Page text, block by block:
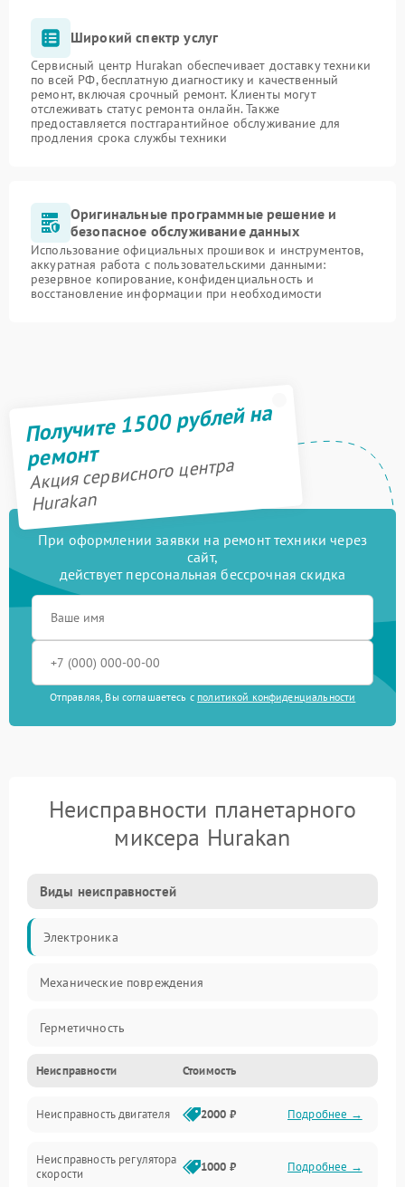
Широкий спектр услуг
Сервисный центр Hurakan обеспечивает доставку техники
по всей РФ, бесплатную диагностику и качественный
ремонт, включая срочный ремонт. Клиенты могут
отслеживать статус ремонта онлайн. Также
предоставляется постгарантийное обслуживание для
продления срока службы техники
Оригинальные программные решение и
безопасное обслуживание данных
Использование официальных прошивок и инструментов,
аккуратная работа с пользовательскими данными:
резервное копирование, конфиденциальность и
восстановление информации при необходимости
Получите 1500 рублей на
ремонт
Акция сервисного центра
Hurakan
При оформлении заявки на ремонт техники через
сайт,
действует персональная бессрочная скидка
Отправляя, Вы соглашаетесь с политикой конфиденциальности
Неисправности планетарного
миксера Hurakan
Виды неисправностей
Электроника
Механические повреждения
Герметичность
Механика
Электропитание
Привод
Неисправности Стоимость
Неисправность двигателя 2000 ₽ Подробнее →
Неисправность регулятора
скорости
1000 ₽ Подробнее →